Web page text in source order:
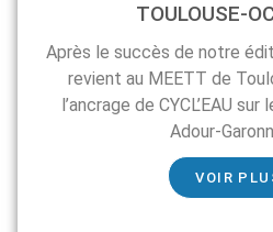
TOULOUSE-
Après le succès de notre
revient au MEETT de
l’ancrage de CYCL’EAU
Adour-
VOIR